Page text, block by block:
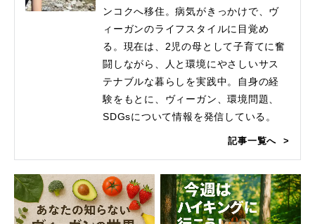
ンコクへ移住。病気がきっかけで、ヴ
ィーガンのライフスタイルに目覚め
る。現在は、2児の母として子育てに奮
闘しながら、人と環境にやさしいサス
テナブルな暮らしを実践中。自身の経
験をもとに、ヴィーガン、環境問題、
SDGsについて情報を発信している。
記事一覧へ